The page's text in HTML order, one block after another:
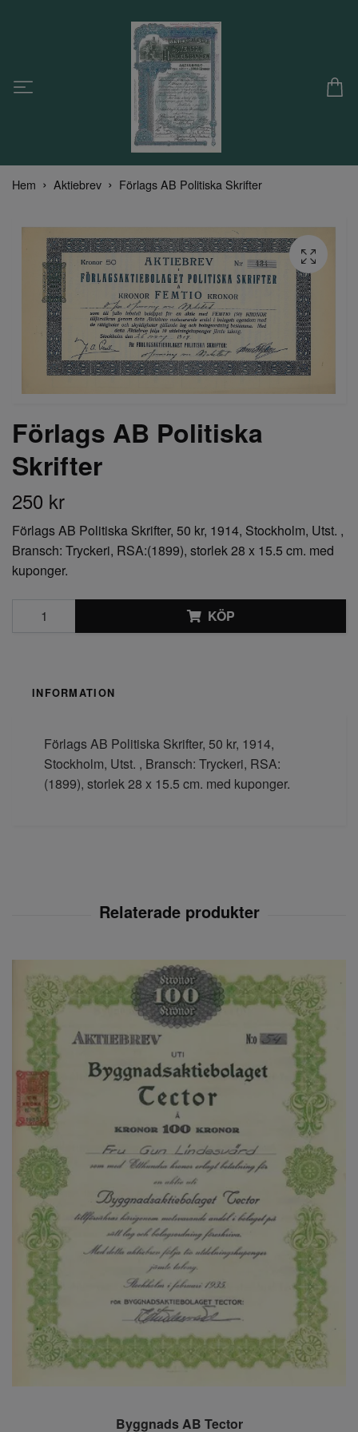
Hem Aktiebrev Förlags AB Politiska Skrifter
Förlags AB Politiska
Skrifter
250 kr
Förlags AB Politiska Skrifter, 50 kr, 1914, Stockholm, Utst. ,
Bransch: Tryckeri, RSA:(1899), storlek 28 x 15.5 cm. med
kuponger.
KÖP
INFORMATION
Förlags AB Politiska Skrifter, 50 kr, 1914,
Stockholm, Utst. , Bransch: Tryckeri, RSA:
(1899), storlek 28 x 15.5 cm. med kuponger.
Byggnads AB Tector